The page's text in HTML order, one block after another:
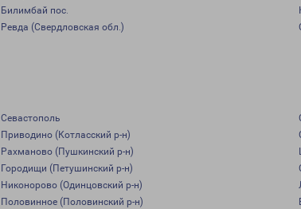
Билимбай пос.
Ревда (Свердловская обл.)
Севастополь
Приводино (Котласский р-н)
Рахманово (Пушкинский р-н)
Городищи (Петушинский р-н)
Никонорово (Одинцовский р-н)
Половинное (Половинский р-н)